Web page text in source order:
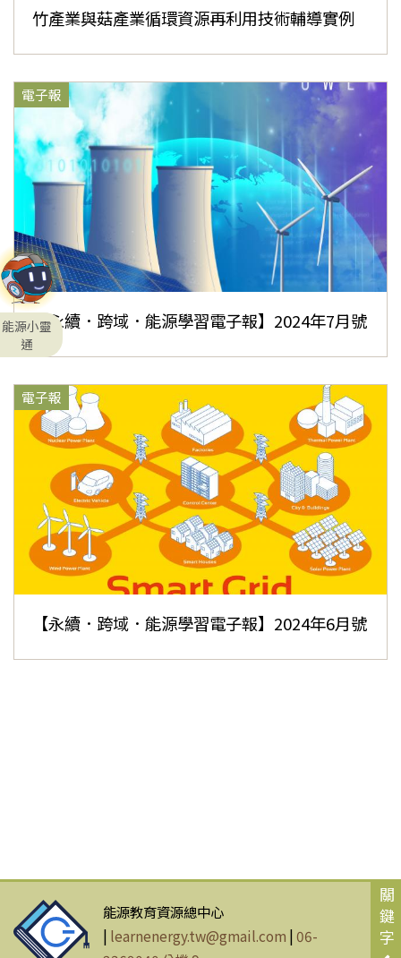
竹產業與菇產業循環資源再利用技術輔導實例
電子報
【永續．跨域．能源學習電子報】2024年7月號
電子報
【永續．跨域．能源學習電子報】2024年6月號
關
鍵
字
能源小靈
通
能源教育資源總中心
| learnenergy.tw@gmail.com |06-